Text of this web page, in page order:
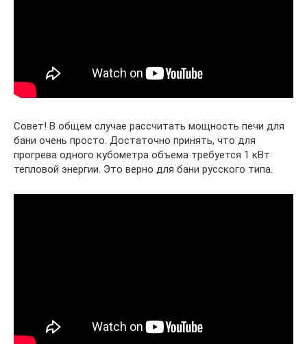
Совет! В общем случае рассчитать мощность печи для
бани очень просто. Достаточно принять, что для
прогрева одного кубометра объема требуется 1 кВт
тепловой энергии. Это верно для бани русского типа.